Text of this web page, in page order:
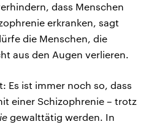
dass Menschen
erkranken, sagt
die Menschen, die
aus den Augen verlieren.
Es ist immer noch so, dass
einer Schizophrenie – trotz
gewalttätig werden. In